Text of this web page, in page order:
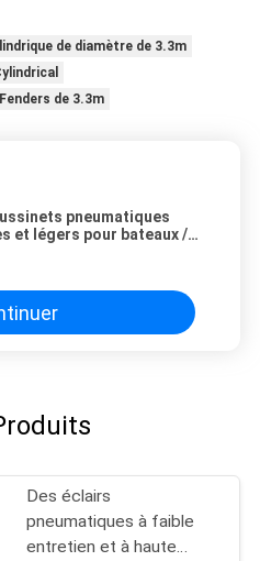
de diamètre de 3.3m
de 3.3m
pneumatiques
et légers pour bateaux /
Des éclairs
pneumatiques à faible
entretien et à haute